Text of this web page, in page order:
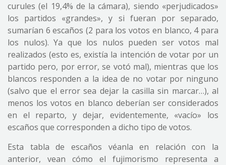
curules (el 19,4% de la cámara), siendo «perjudicados»
los partidos «grandes», y si fueran por separado,
sumarían 6 escaños (2 para los votos en blanco, 4 para
los nulos). Ya que los nulos pueden ser votos mal
realizados (esto es, existía la intención de votar por un
partido pero, por error, se votó mal), mientras que los
blancos responden a la idea de no votar por ninguno
(salvo que el error sea dejar la casilla sin marcar…), al
menos los votos en blanco deberían ser considerados
en el reparto, y dejar, evidentemente, «vacío» los
escaños que corresponden a dicho tipo de votos.
Esta tabla de escaños véanla en relación con la
anterior, vean cómo el fujimorismo representa a